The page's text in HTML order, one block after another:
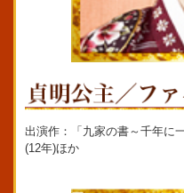
出演作：「九家の書～千年に
(12年)ほか